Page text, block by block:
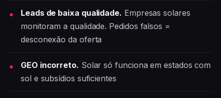
Leads de baixa qualidade. Empresas solares
monitoram a qualidade. Pedidos falsos =
desconexão da oferta
GEO incorreto. Solar só funciona em estados com
sol e subsídios suficientes